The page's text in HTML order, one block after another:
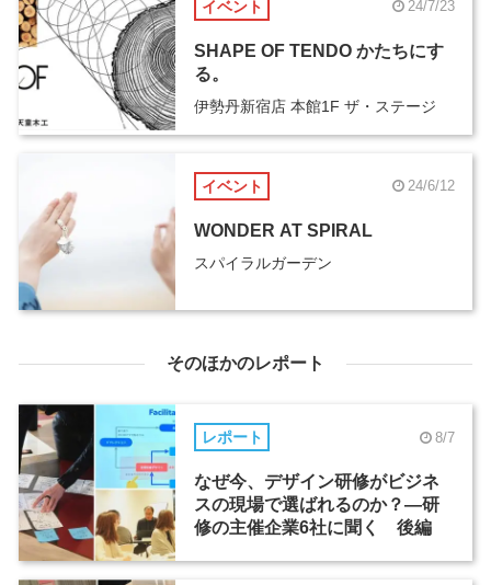
イベント 24/7/23
SHAPE OF TENDO かたちにす
る。
伊勢丹新宿店 本館1F ザ・ステージ
イベント 24/6/12
WONDER AT SPIRAL
スパイラルガーデン
そのほかのレポート
レポート 8/7
なぜ今、デザイン研修がビジネ
スの現場で選ばれるのか？―研
修の主催企業6社に聞く 後編